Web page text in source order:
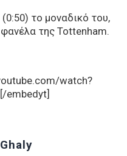
το μοναδικό του,
της Tottenham.
watch?
embedyt]